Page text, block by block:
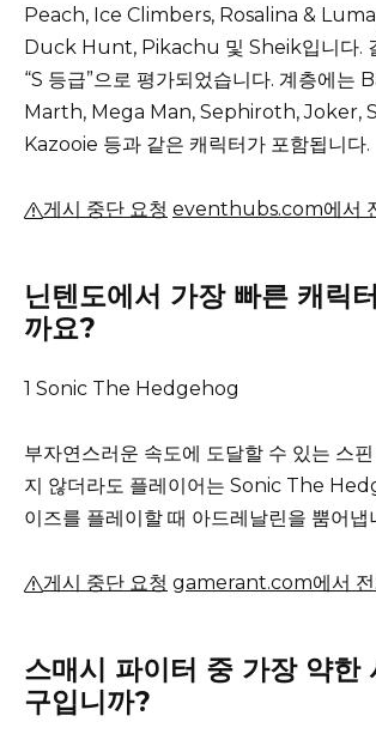
Peach, Ice Climbers, Rosalina &
Duck Hunt, Pikachu 및 Sheik입니다.
“S 등급”으로 평가되었습니다. 계층에는
Marth, Mega Man, Sephiroth, Joker,
Kazooie 등과 같은 캐릭터가 포함됩니다.
게시 중단 요청 eventhubs.com에서
닌텐도에서 가장 빠른 캐릭
까요?
1 Sonic The Hedgehog
부자연스러운 속도에 도달할 수 있는 스
지 않더라도 플레이어는 Sonic The
이즈를 플레이할 때 아드레날린을 뿜어냅
게시 중단 요청 gamerant.com에서 전
스매시 파이터 중 가장 약한
구입니까?